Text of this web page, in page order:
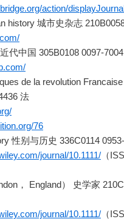
action/
history 城市史杂志
代中国 305B0108 0097-
de la revolution
法
76
性别与历史 336C0114
journal/10.1111/ （
， England） 史学家
journal/10.1111/ （